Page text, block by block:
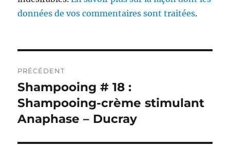
données de vos commentaires sont traitées.
de
l’article
PRÉCÉDENT
Publication
précédente :
Shampooing # 18 :
Shampooing-crème stimulant
Anaphase – Ducray